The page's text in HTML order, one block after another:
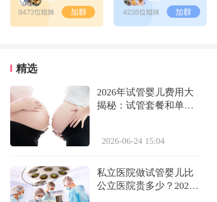
精选
2026年试管婴儿费用大
揭秘：试管套餐和单项
2026-06-24 15:04
私立医院做试管婴儿比
公立医院贵多少？2026